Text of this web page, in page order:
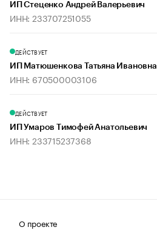
ИП Стеценко Андрей Валерьевич
ИНН: 233707251055
ДЕЙСТВУЕТ
ИП Матюшенкова Татьяна Ивановна
ИНН: 670500003106
ДЕЙСТВУЕТ
ИП Умаров Тимофей Анатольевич
ИНН: 233715237368
О проекте